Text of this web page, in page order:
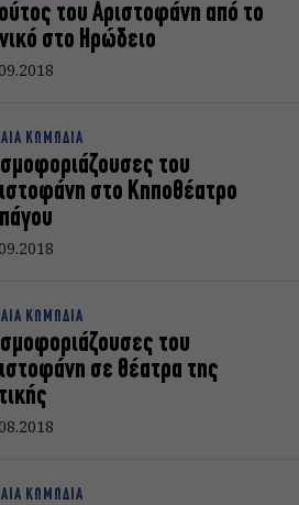
του Αριστοφάνη από το
στο Ηρώδειο
ΚΩΜΩΔΙΑ
του
στο Κηποθέατρο
ΚΩΜΩΔΙΑ
του
σε θέατρα της
ΚΩΜΩΔΙΑ